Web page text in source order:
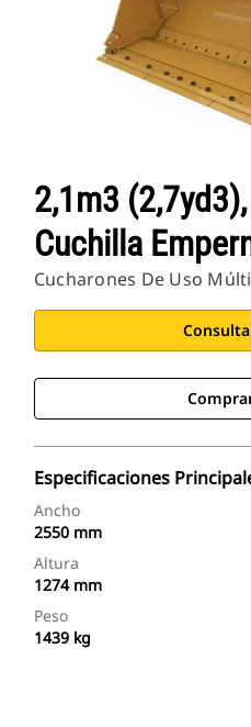
2,1m3
Cuchilla
Cucharones De Uso
Especificaciones
Ancho
2550 mm
Altura
1274 mm
Peso
1439 kg